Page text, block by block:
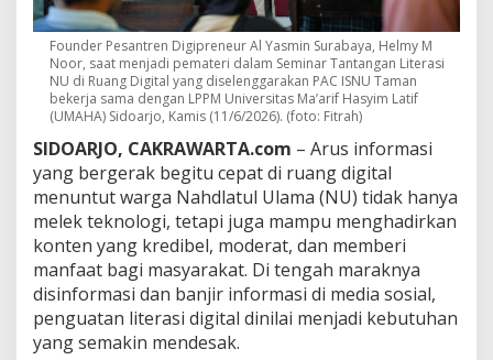
n
g
D
i
g
i
a
l
,
B
u
k
a
n
S
e
k
Founder Pesantren Digipreneur Al Yasmin Surabaya, Helmy M
Noor, saat menjadi pemateri dalam Seminar Tantangan Literasi
NU di Ruang Digital yang diselenggarakan PAC ISNU Taman
bekerja sama dengan LPPM Universitas Ma’arif Hasyim Latif
(UMAHA) Sidoarjo, Kamis (11/6/2026). (foto: Fitrah)
SIDOARJO, CAKRAWARTA.com – Arus informasi
yang bergerak begitu cepat di ruang digital
menuntut warga Nahdlatul Ulama (NU) tidak hanya
melek teknologi, tetapi juga mampu menghadirkan
konten yang kredibel, moderat, dan memberi
manfaat bagi masyarakat. Di tengah maraknya
disinformasi dan banjir informasi di media sosial,
penguatan literasi digital dinilai menjadi kebutuhan
yang semakin mendesak.